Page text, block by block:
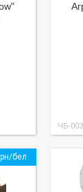
ЧБ-003
бел